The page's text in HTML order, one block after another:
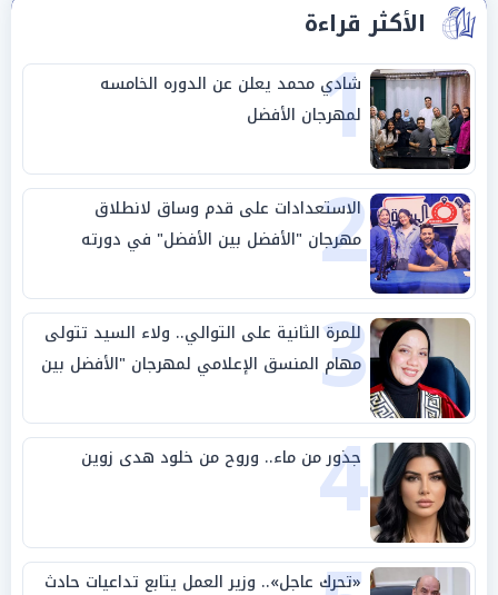
الأكثر قراءة
1
شادي محمد يعلن عن الدوره الخامسه
لمهرجان الأفضل
2
الاستعدادات على قدم وساق لانطلاق
مهرجان "الأفضل بين الأفضل" في دورته
الخامسة
3
للمرة الثانية على التوالي.. ولاء السيد تتولى
مهام المنسق الإعلامي لمهرجان "الأفضل بين
الأفضل" في دورته الخامسة
4
جذور من ماء.. وروح من خلود هدى زوين
«تحرك عاجل».. وزير العمل يتابع تداعيات حادث